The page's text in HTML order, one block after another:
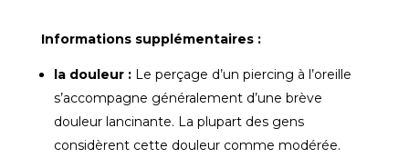
Informations supplémentaires :
la douleur :Le perçage d’un piercing à l’oreille
s’accompagne généralement d’une brève
douleur lancinante. La plupart des gens
considèrent cette douleur comme modérée.